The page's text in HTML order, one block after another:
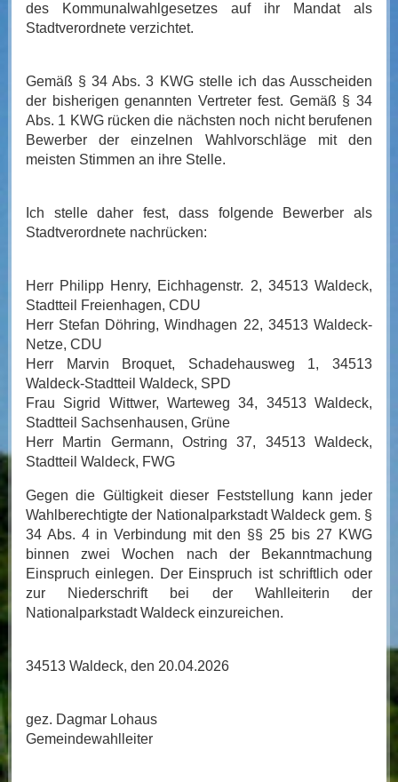
des Kommunalwahlgesetzes auf ihr Mandat als
Stadtverordnete verzichtet.
Gemäß § 34 Abs. 3 KWG stelle ich das Ausscheiden
der bisherigen genannten Vertreter fest. Gemäß § 34
Abs. 1 KWG rücken die nächsten noch nicht berufenen
Bewerber der einzelnen Wahlvorschläge mit den
meisten Stimmen an ihre Stelle.
Ich stelle daher fest, dass folgende Bewerber als
Stadtverordnete nachrücken:
Herr Philipp Henry, Eichhagenstr. 2, 34513 Waldeck,
Stadtteil Freienhagen, CDU
Herr Stefan Döhring, Windhagen 22, 34513 Waldeck-
Netze, CDU
Herr Marvin Broquet, Schadehausweg 1, 34513
Waldeck-Stadtteil Waldeck, SPD
Frau Sigrid Wittwer, Warteweg 34, 34513 Waldeck,
Stadtteil Sachsenhausen, Grüne
Herr Martin Germann, Ostring 37, 34513 Waldeck,
Stadtteil Waldeck, FWG
Gegen die Gültigkeit dieser Feststellung kann jeder
Wahlberechtigte der Nationalparkstadt Waldeck gem. §
34 Abs. 4 in Verbindung mit den §§ 25 bis 27 KWG
binnen zwei Wochen nach der Bekanntmachung
Einspruch einlegen. Der Einspruch ist schriftlich oder
zur Niederschrift bei der Wahlleiterin der
Nationalparkstadt Waldeck einzureichen.
34513 Waldeck, den 20.04.2026
gez. Dagmar Lohaus
Gemeindewahlleiter